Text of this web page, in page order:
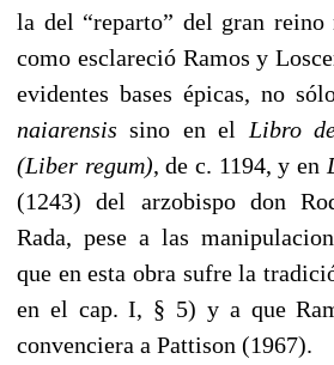
la del “reparto” del gran reino
como esclareció Ramos y
evidentes bases épicas, no
naiarensis sino en el Libro
(Liber regum), de c. 1194, y en
(1243) del arzobispo don
Rada, pese a las
que en esta obra sufre la
en el cap. I, § 5) y a que
convenciera a Pattison (1967).